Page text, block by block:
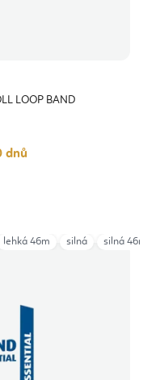
LOOP BAND
dnů
lehká 46m silná silná